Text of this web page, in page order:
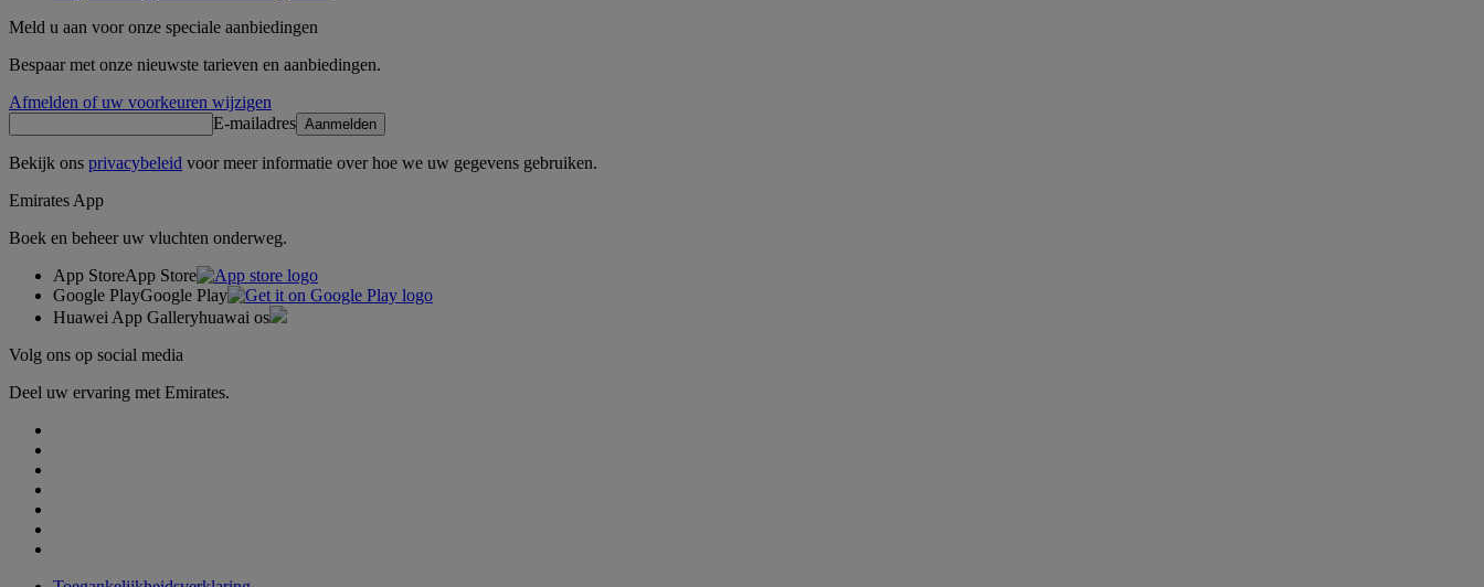
Meld u aan voor onze speciale aanbiedingen
Bespaar met onze nieuwste tarieven en aanbiedingen.
Afmelden of uw voorkeuren wijzigen
E-mailadres Aanmelden
Bekijk ons privacybeleid voor meer informatie over hoe we uw gegevens gebruiken.
Emirates App
Boek en beheer uw vluchten onderweg.
App StoreApp Store
Google PlayGoogle Play
Huawei App Galleryhuawai os
Volg ons op social media
Deel uw ervaring met Emirates.